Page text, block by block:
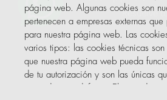
página web. Algunas cookies son
pertenecen a empresas externas que
para nuestra página web. Las
varios tipos: las cookies técnicas
que nuestra página web pueda
de tu autorización y son las únicas